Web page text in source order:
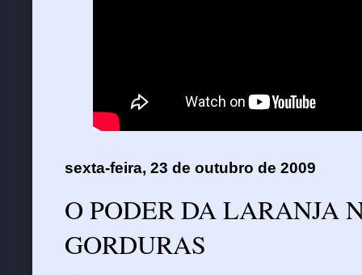
sexta-feira, 23 de outubro de 2009
O PODER DA LARANJA
GORDURAS